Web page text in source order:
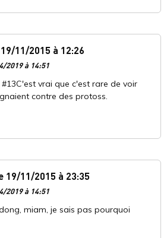
11/2015 à 12:26
2019 à 14:51
vrai que c'est rare de voir
contre des protoss.
19/11/2015 à 23:35
2019 à 14:51
miam, je sais pas pourquoi